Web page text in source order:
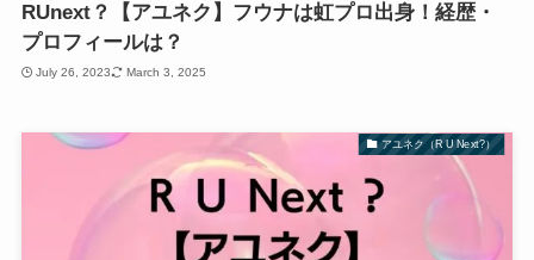
RUnext？【アユネク】フウナは虹プロ出身！経歴・
プロフィールは？
July 26, 2023 March 3, 2025
アユネク（R U Next?）